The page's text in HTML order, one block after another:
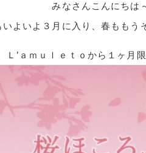
みなさんこんにちは
いよいよ３月に入り、春ももう
Ｌ’ａｍｕｌｅｔｏから１ヶ月